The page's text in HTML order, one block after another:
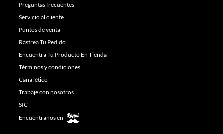
Preguntas frecuentes
Servicio al cliente
Puntos de venta
Rastrea Tu Pedido
Encuentra Tu Producto En Tienda
Términos y condiciones
Canal ético
Trabaje con nosotros
SIC
Encuéntranos en